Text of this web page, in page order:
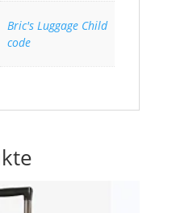
Bric's Luggage Child
code